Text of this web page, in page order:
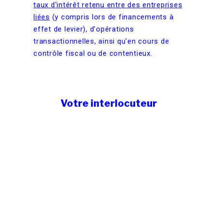
taux d'intérêt retenu entre des entreprises
liées (y compris lors de financements à
effet de levier), d'opérations
transactionnelles, ainsi qu'en cours de
contrôle fiscal ou de contentieux.
Votre interlocuteur